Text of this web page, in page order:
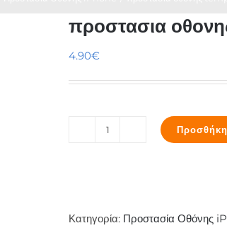
προστασια
4.90€
iphone
Κατηγορία: Προστασία Οθόνης